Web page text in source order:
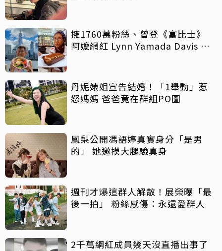
擁1760萬粉絲、曾登《富比士》
阿嬤網紅 Lynn Yamada Davis 驚
丹妮婊姐宣告結婚！「1舉動」惹
怒媽媽 爸爸竟在群組PO圖
鳳梨公開馮語婷真實身分「是男
的」 她邀摸大腿驗真身
週刊才爆這群人解散！展榮曝「最
後一拍」 粉絲感傷：永遠愛群人
2千萬網紅成員幾天沒直播出事了